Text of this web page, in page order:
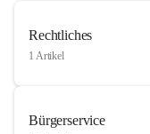
Rechtliches
1 Artikel
Bürgerservice